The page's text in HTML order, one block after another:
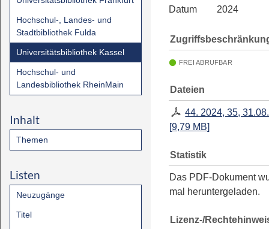
Hochschul-, Landes- und
Stadtbibliothek Fulda
Universitätsbibliothek Kassel
Hochschul- und
Landesbibliothek RheinMain
Inhalt
Themen
Listen
Neuzugänge
Titel
Datum
2024
FREI ABRUFBAR
Dateien
44. 2024, 35,
[9,79 MB]
Statistik
Das PDF-Dokument
mal heruntergeladen.
Lizenz-/